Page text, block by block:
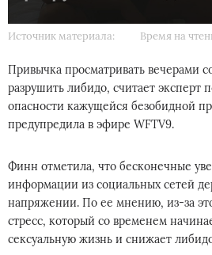
Источник материала: Время на
Привычка просматривать вечерами
разрушить либидо, считает эксперт
опасности кажущейся безобидной
предупредила в эфире WFTV9.
Финн отметила, что бесконечные
информации из социальных сетей
напряжении. По ее мнению, из-за
стресс, который со временем
сексуальную жизнь и снижает